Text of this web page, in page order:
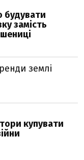
будувати
замість
землі
купувати